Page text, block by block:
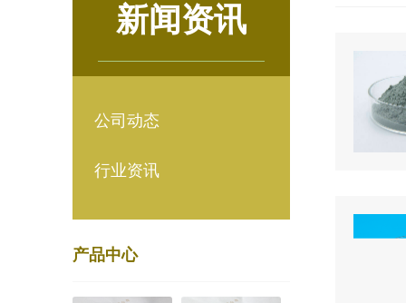
新闻资讯
公司动态
行业资讯
产品中心